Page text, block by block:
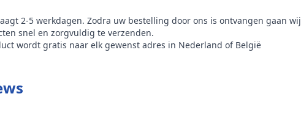
2-5 werkdagen. Zodra uw bestelling door ons is ontvangen gaan wij
snel en zorgvuldig te verzenden.
wordt gratis naar elk gewenst adres in Nederland of België